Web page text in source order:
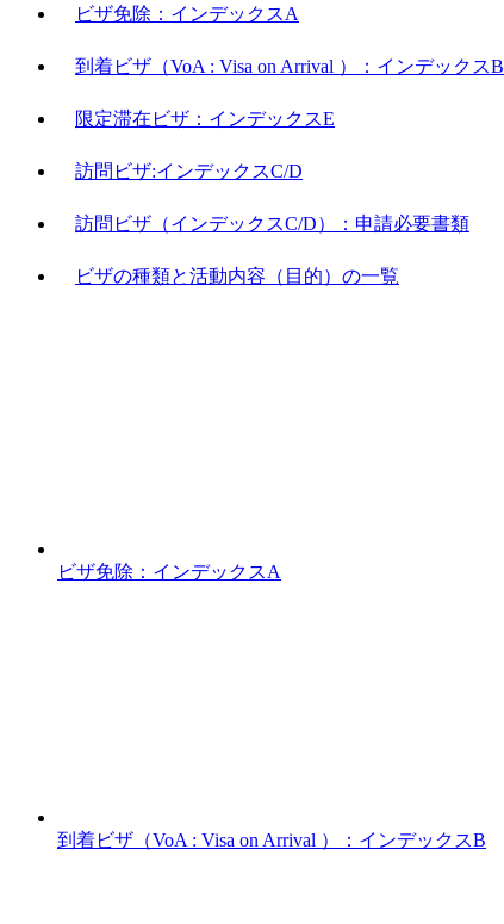
ビザ免除：インデックスA
到着ビザ（VoA : Visa on Arrival ）：インデックスB
限定滞在ビザ：インデックスE
訪問ビザ:インデックスC/D
訪問ビザ（インデックスC/D）：申請必要書類
ビザの種類と活動内容（目的）の一覧
ビザ免除：インデックスA
到着ビザ（VoA : Visa on Arrival ）：インデックスB